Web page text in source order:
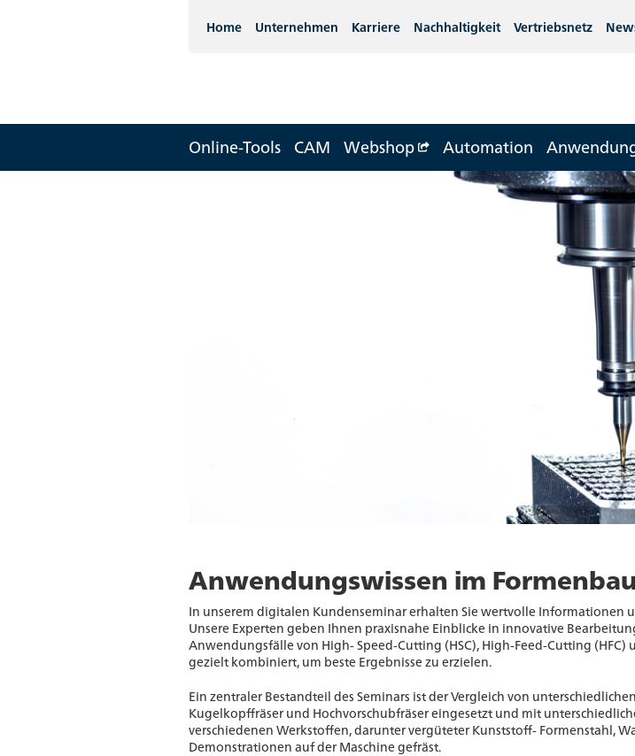
Home Unternehmen Karriere Nachhaltigkeit Vertriebsnetz
Online-Tools CAM Webshop Automation
Anwendungswissen im Formenbau
In unserem digitalen Kundenseminar erhalten Sie wertvolle Informationen
Unsere Experten geben Ihnen praxisnahe Einblicke in innovative
Anwendungsfälle von High- Speed-Cutting (HSC), High-Feed-Cutting
gezielt kombiniert, um beste Ergebnisse zu erzielen.
Ein zentraler Bestandteil des Seminars ist der Vergleich von
Kugelkopffräser und Hochvorschubfräser eingesetzt und mit
verschiedenen Werkstoffen, darunter vergüteter Kunststoff- Formenstahl,
Demonstrationen auf der Maschine gefräst.